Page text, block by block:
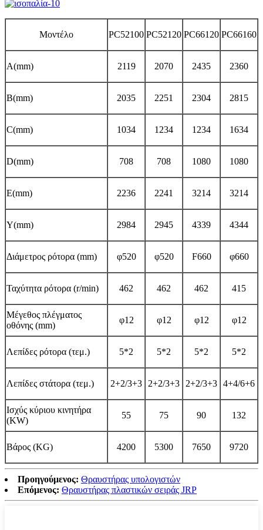
Μοντέλο PC52100 PC52120 PC66120 PC66160
A(mm) 2119 2070 2435 2360
Β(mm) 2035 2251 2304 2815
C(mm) 1034 1234 1234 1634
D(mm) 708 708 1080 1080
E(mm) 2236 2241 3214 3214
Υ(mm) 2984 2945 4339 4344
Διάμετρος ρότορα (mm) φ520 φ520 F660 φ660
Ταχύτητα ρότορα (r/min) 462 462 462 415
Μέγεθος πλέγματος
οθόνης (mm)
φ12 φ12 φ12 φ12
Λεπίδες ρότορα (τεμ.) 5*2 5*2 5*2 5*2
Λεπίδες στάτορα (τεμ.) 2+2/3+3 2+2/3+3 2+2/3+3 4+4/6+6
Ισχύς κύριου κινητήρα
(KW)
55 75 90 132
Βάρος (KG) 4200 5300 7650 9720
Προηγούμενος: Θραυστήρας υπολογιστών
Επόμενος: Θραυστήρας πλαστικών σειράς JRP